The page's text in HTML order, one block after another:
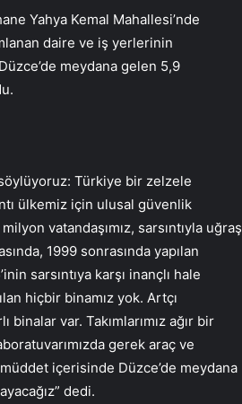
Yahya Kemal Mahallesi’nde
daire ve iş yerlerinin
meydana gelen 5,9
Türkiye bir zelzele
ülkemiz için ulusal güvenlik
vatandaşımız, sarsıntıyla uğraş
1999 sonrasında yapılan
sarsıntıya karşı inançlı hale
hiçbir binamız yok. Artçı
var. Takımlarımız ağır bir
gerek araç ve
içerisinde Düzce’de meydana
dedi.